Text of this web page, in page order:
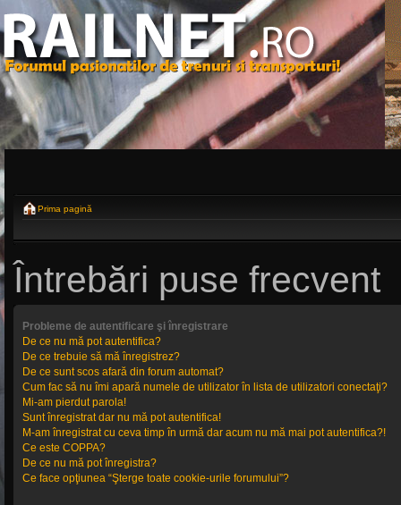
Prima pagină
Întrebări puse frecvent
Probleme de autentificare şi înregistrare
De ce nu mă pot autentifica?
De ce trebuie să mă înregistrez?
De ce sunt scos afară din forum automat?
Cum fac să nu îmi apară numele de utilizator în lista de utilizatori conectaţi?
Mi-am pierdut parola!
Sunt înregistrat dar nu mă pot autentifica!
M-am înregistrat cu ceva timp în urmă dar acum nu mă mai pot autentifica?!
Ce este COPPA?
De ce nu mă pot înregistra?
Ce face opţiunea “Şterge toate cookie-urile forumului”?